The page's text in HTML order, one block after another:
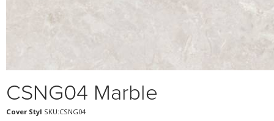
CSNG04 Marble
Cover Styl SKU:CSNG04